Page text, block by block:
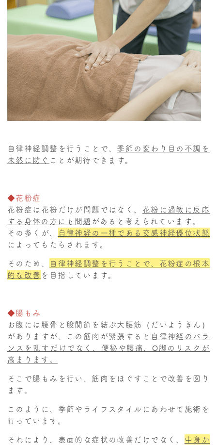
自律神経調整を行うことで、 季節の変わり目の不調を
未然に防ぐ ことが期待できます。
◆花粉症
花粉症は花粉だけが問題ではなく、 花粉に過敏に反応
する身体の方にも問題 があると考えられています。
その多くが、
自律神経の一種である交感神経優位状態
によってもたらされます。
そのため、
自律神経調整を行うことで、花粉症の根本
的な改善 を目指しています。
◆腸もみ
お腹には腰骨と股関節を結ぶ大腰筋（だいようきん）
がありますが、この筋肉が緊張すると 自律神経のバラ
ンスを乱すだけでなく、便秘や腰痛、O脚のリスクが
高まります。
そこで腸もみを行い、 筋肉をほぐすことで改善 を図り
ます。
このように、季節やライフスタイルにあわせて施術を
行っています。
それにより、表面的な症状の改善だけでなく、
中身か